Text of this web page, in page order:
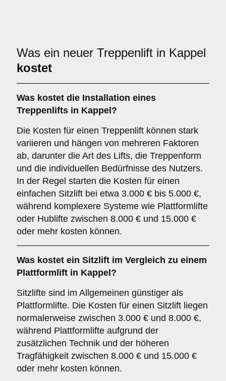
Was ein neuer Treppenlift in Kappel
kostet
Was kostet die Installation eines
Treppenlifts in Kappel?
Die Kosten für einen Treppenlift können stark
variieren und hängen von mehreren Faktoren
ab, darunter die Art des Lifts, die Treppenform
und die individuellen Bedürfnisse des Nutzers.
In der Regel starten die Kosten für einen
einfachen Sitzlift bei etwa 3.000 € bis 5.000 €,
während komplexere Systeme wie Plattformlifte
oder Hublifte zwischen 8.000 € und 15.000 €
oder mehr kosten können.
Was kostet ein Sitzlift im Vergleich zu einem
Plattformlift in Kappel?
Sitzlifte sind im Allgemeinen günstiger als
Plattformlifte. Die Kosten für einen Sitzlift liegen
normalerweise zwischen 3.000 € und 8.000 €,
während Plattformlifte aufgrund der
zusätzlichen Technik und der höheren
Tragfähigkeit zwischen 8.000 € und 15.000 €
oder mehr kosten können.